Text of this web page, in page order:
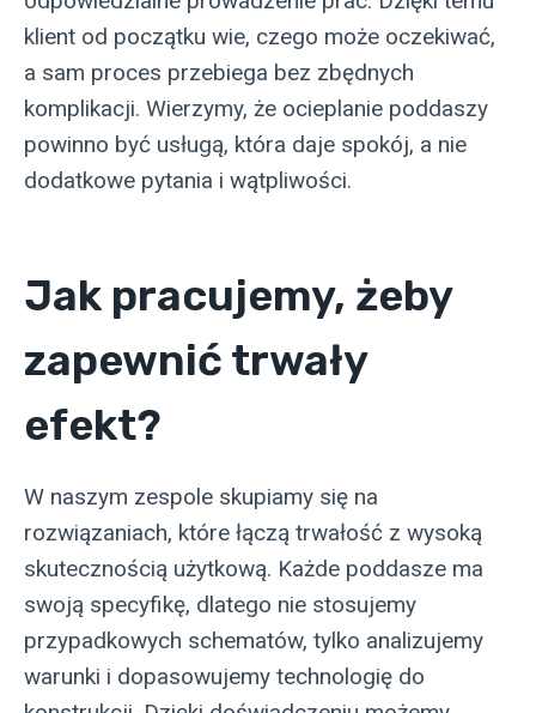
klient od początku wie, czego może oczekiwać,
a sam proces przebiega bez zbędnych
komplikacji. Wierzymy, że ocieplanie poddaszy
powinno być usługą, która daje spokój, a nie
dodatkowe pytania i wątpliwości.
Jak pracujemy, żeby
zapewnić trwały
efekt?
W naszym zespole skupiamy się na
rozwiązaniach, które łączą trwałość z wysoką
skutecznością użytkową. Każde poddasze ma
swoją specyfikę, dlatego nie stosujemy
przypadkowych schematów, tylko analizujemy
warunki i dopasowujemy technologię do